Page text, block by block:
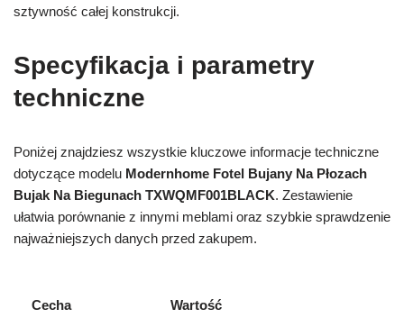
sztywność całej konstrukcji.
Specyfikacja i parametry
techniczne
Poniżej znajdziesz wszystkie kluczowe informacje techniczne
dotyczące modelu Modernhome Fotel Bujany Na Płozach
Bujak Na Biegunach TXWQMF001BLACK. Zestawienie
ułatwia porównanie z innymi meblami oraz szybkie sprawdzenie
najważniejszych danych przed zakupem.
Cecha Wartość